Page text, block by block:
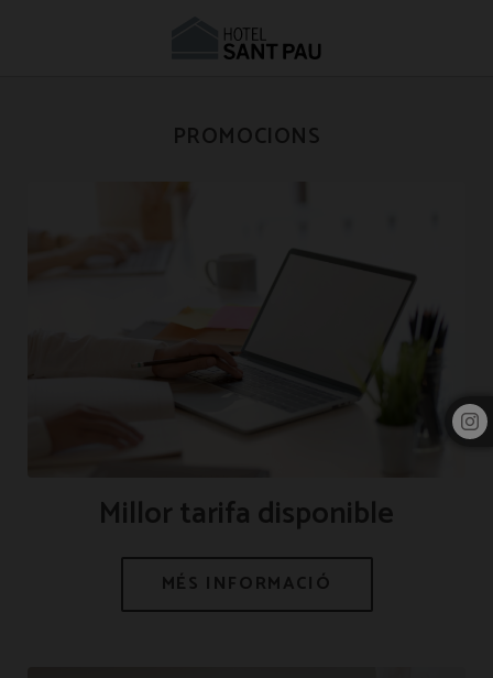
PROMOCIONS
Millor tarifa disponible